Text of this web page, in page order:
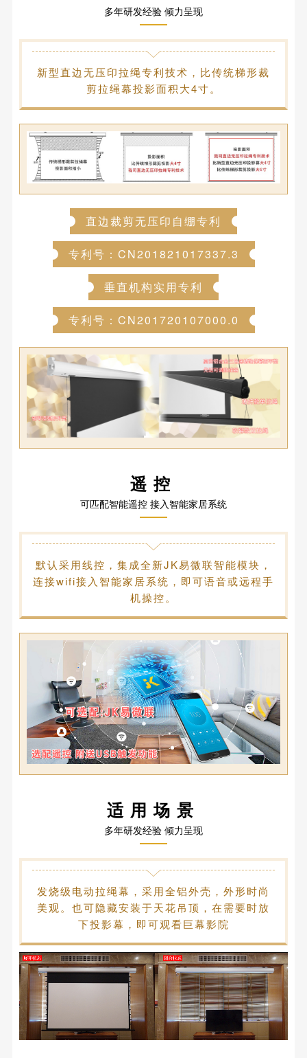
多年研发经验 倾力呈现
新型直边无压印拉绳专利技术，比传统梯形裁
剪拉绳幕投影面积大4寸。
直边裁剪无压印自绷专利
专利号：CN201821017337.3
垂直机构实用专利
专利号：CN201720107000.0
遥控
可匹配智能遥控 接入智能家居系统
默认采用线控，集成全新JK易微联智能模块，
连接wifi接入智能家居系统，即可语音或远程手
机操控。
适用场景
多年研发经验 倾力呈现
发烧级电动拉绳幕，采用全铝外壳，外形时尚
美观。也可隐藏安装于天花吊顶，在需要时放
下投影幕，即可观看巨幕影院